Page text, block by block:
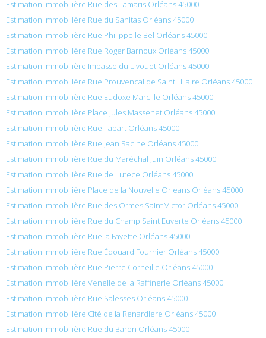
Estimation immobilière Rue des Tamaris Orléans 45000
Estimation immobilière Rue du Sanitas Orléans 45000
Estimation immobilière Rue Philippe le Bel Orléans 45000
Estimation immobilière Rue Roger Barnoux Orléans 45000
Estimation immobilière Impasse du Livouet Orléans 45000
Estimation immobilière Rue Prouvencal de Saint Hilaire Orléans 45000
Estimation immobilière Rue Eudoxe Marcille Orléans 45000
Estimation immobilière Place Jules Massenet Orléans 45000
Estimation immobilière Rue Tabart Orléans 45000
Estimation immobilière Rue Jean Racine Orléans 45000
Estimation immobilière Rue du Maréchal Juin Orléans 45000
Estimation immobilière Rue de Lutece Orléans 45000
Estimation immobilière Place de la Nouvelle Orleans Orléans 45000
Estimation immobilière Rue des Ormes Saint Victor Orléans 45000
Estimation immobilière Rue du Champ Saint Euverte Orléans 45000
Estimation immobilière Rue la Fayette Orléans 45000
Estimation immobilière Rue Édouard Fournier Orléans 45000
Estimation immobilière Rue Pierre Corneille Orléans 45000
Estimation immobilière Venelle de la Raffinerie Orléans 45000
Estimation immobilière Rue Salesses Orléans 45000
Estimation immobilière Cité de la Renardiere Orléans 45000
Estimation immobilière Rue du Baron Orléans 45000